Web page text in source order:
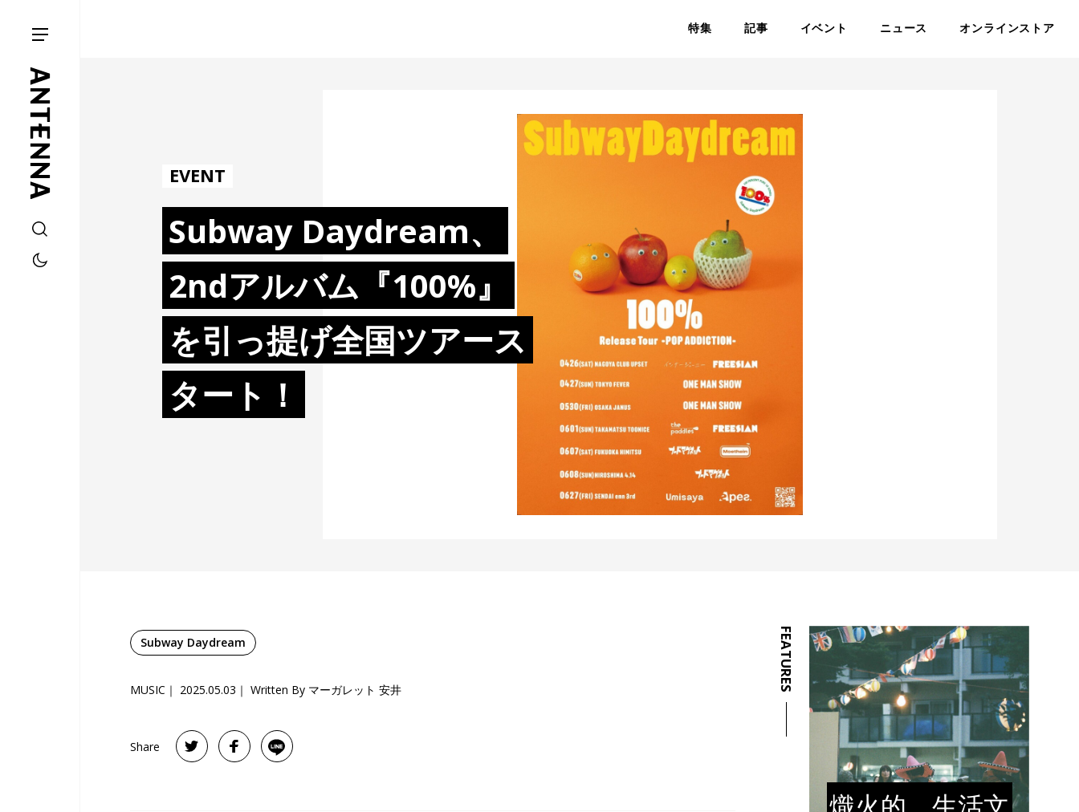
特集 記事 イベント ニュース オンラインストア
EVENT
Subway Daydream、
2ndアルバム『100%』
を引っ提げ全国ツアース
タート！
Subway Daydream
MUSIC 2025.05.03 Written By マーガレット 安井
Share
FEATURES
熾火的、生活文